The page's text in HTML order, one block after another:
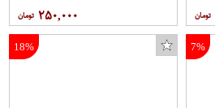
۲۵۰,۰۰۰
7%
18%